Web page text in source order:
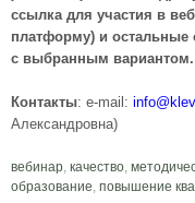
ссылка для участия в
платформу) и остальные
с выбранным вариантом.
Контакты: e-mail:
Александровна)
вебинар, качество,
образование, повышение